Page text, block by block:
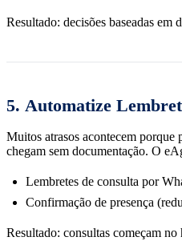
Resultado: decisões baseadas em
5. Automatize
Muitos atrasos acontecem porque
chegam sem documentação. O
Lembretes de consulta por
Confirmação de presença
Resultado: consultas começam